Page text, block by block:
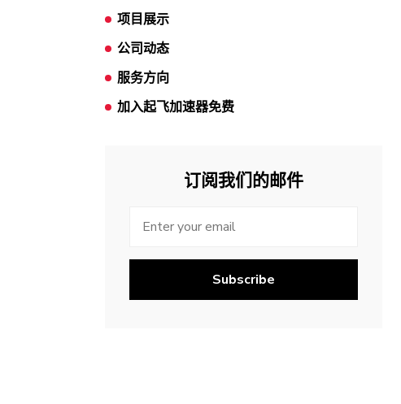
项目展示
公司动态
服务方向
加入起飞加速器免费
订阅我们的邮件
Subscribe